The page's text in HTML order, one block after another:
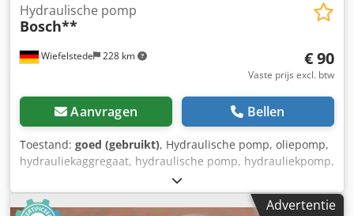
Wiefelstede 228 km
Hydraulische pomp
Bosch**
€ 90
Vaste prijs excl. btw
Aanvragen Bellen
Toestand: goed (gebruikt), Hydraulische pomp, oliepomp,
hydrauliekaggregaat, hydraulische pomp, hydrauliekpomp,
elektromotor, gelijkstroommotor, rijmotor, aandrijfmotor -
Fabrikant: Bosch, hydraulische pomp -Type: Flens/as: zie
foto, vierkant 8 x 17 mm -Aantal: 6 pompen beschikbaar
Advertentie